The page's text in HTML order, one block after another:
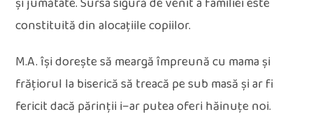
constituită din alocațiile copiilor.
M.A. își dorește să meargă împreună cu mama și
frățiorul la biserică să treacă pe sub masă și ar fi
fericit dacă părinții i–ar putea oferi hăinuțe noi.